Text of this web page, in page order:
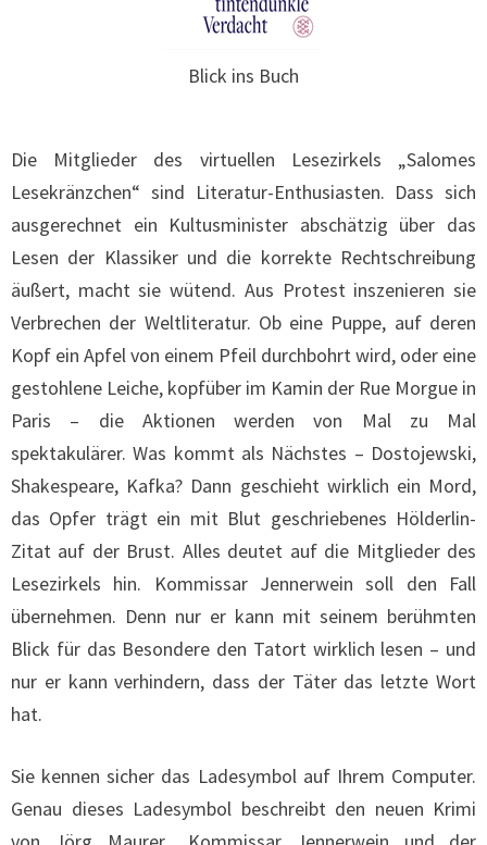
Blick ins Buch
Die Mitglieder des virtuellen Lesezirkels „Salomes
Lesekränzchen“ sind Literatur-Enthusiasten. Dass sich
ausgerechnet ein Kultusminister abschätzig über das
Lesen der Klassiker und die korrekte Rechtschreibung
äußert, macht sie wütend. Aus Protest inszenieren sie
Verbrechen der Weltliteratur. Ob eine Puppe, auf deren
Kopf ein Apfel von einem Pfeil durchbohrt wird, oder eine
gestohlene Leiche, kopfüber im Kamin der Rue Morgue in
Paris – die Aktionen werden von Mal zu Mal
spektakulärer. Was kommt als Nächstes – Dostojewski,
Shakespeare, Kafka? Dann geschieht wirklich ein Mord,
das Opfer trägt ein mit Blut geschriebenes Hölderlin-
Zitat auf der Brust. Alles deutet auf die Mitglieder des
Lesezirkels hin. Kommissar Jennerwein soll den Fall
übernehmen. Denn nur er kann mit seinem berühmten
Blick für das Besondere den Tatort wirklich lesen – und
nur er kann verhindern, dass der Täter das letzte Wort
hat.
Sie kennen sicher das Ladesymbol auf Ihrem Computer.
Genau dieses Ladesymbol beschreibt den neuen Krimi